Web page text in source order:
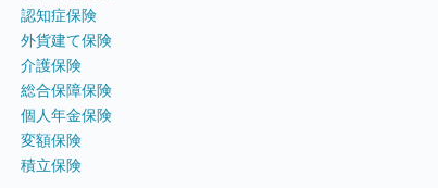
認知症保険
外貨建て保険
介護保険
総合保障保険
個人年金保険
変額保険
積立保険